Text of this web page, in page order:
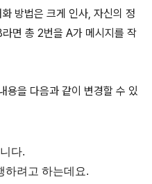
방법은 크게 인사, 자신의 정
면 총 2번을 A가 메시지를 작
용을 다음과 같이 변경할 수 있
다.
하려고 하는데요.